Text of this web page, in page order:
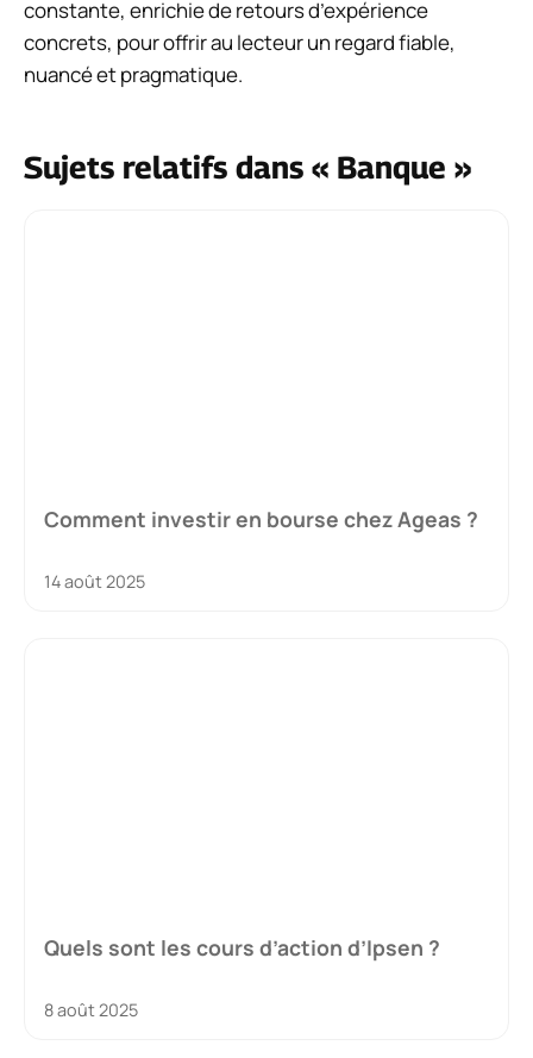
constante, enrichie de retours d’expérience
concrets, pour offrir au lecteur un regard fiable,
nuancé et pragmatique.
Sujets relatifs dans « Banque »
Comment investir en bourse chez Ageas ?
14 août 2025
Quels sont les cours d’action d’Ipsen ?
8 août 2025